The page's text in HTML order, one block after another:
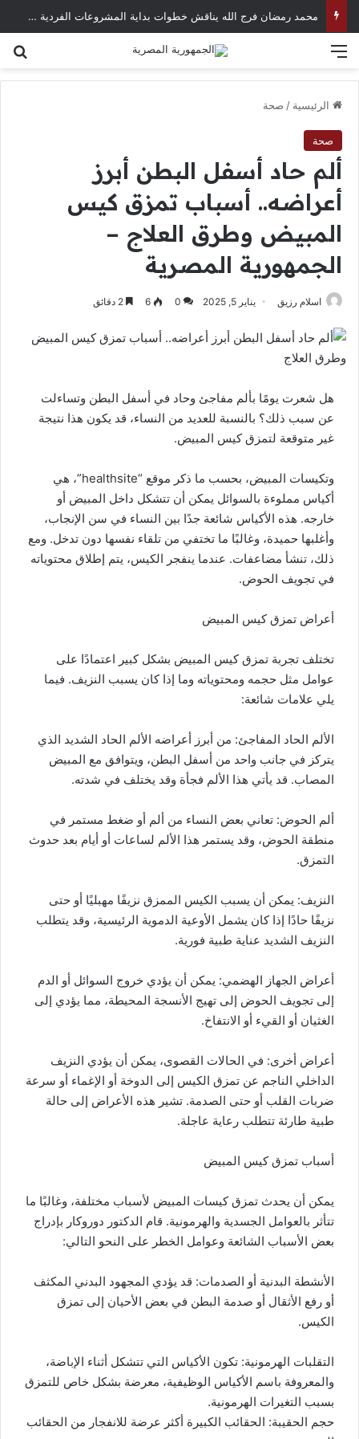
الرئيسية / صحة
صحة
ألم حاد أسفل البطن أبرز
أعراضه.. أسباب تمزق كيس
المبيض وطرق العلاج –
الجمهورية المصرية
اسلام رزيق يناير 5, 2025 0
6
هل شعرت يومًا بألم مفاجئ وحاد في أسفل البطن وتساءلت
عن سبب ذلك؟ بالنسبة للعديد من النساء، قد يكون هذا نتيجة
غير متوقعة لتمزق كيس المبيض.
وتكيسات المبيض، بحسب ما ذكر موقع “healthsite”، هي
أكياس مملوءة بالسوائل يمكن أن تتشكل داخل المبيض أو
خارجه. هذه الأكياس شائعة جدًا بين النساء في سن الإنجاب،
وأغلبها حميدة، وغالبًا ما تختفي من تلقاء نفسها دون تدخل. ومع
ذلك، تنشأ مضاعفات. عندما ينفجر الكيس، يتم إطلاق محتوياته
في تجويف الحوض.
أعراض تمزق كيس المبيض
تختلف تجربة تمزق كيس المبيض بشكل كبير اعتمادًا على
عوامل مثل حجمه ومحتوياته وما إذا كان يسبب النزيف. فيما
يلي علامات شائعة:
الألم الحاد المفاجئ: من أبرز أعراضه الألم الحاد الشديد الذي
يتركز في جانب واحد من أسفل البطن، ويتوافق مع المبيض
المصاب. قد يأتي هذا الألم فجأة وقد يختلف في شدته.
ألم الحوض: تعاني بعض النساء من ألم أو ضغط مستمر في
منطقة الحوض، وقد يستمر هذا الألم لساعات أو أيام بعد حدوث
التمزق.
النزيف: يمكن أن يسبب الكيس الممزق نزيفًا مهبليًا أو حتى
نزيفًا حادًا إذا كان يشمل الأوعية الدموية الرئيسية، وقد يتطلب
النزيف الشديد عناية طبية فورية.
أعراض الجهاز الهضمي: يمكن أن يؤدي خروج السوائل أو الدم
إلى تجويف الحوض إلى تهيج الأنسجة المحيطة، مما يؤدي إلى
الغثيان أو القيء أو الانتفاخ.
أعراض أخرى: في الحالات القصوى، يمكن أن يؤدي النزيف
الداخلي الناجم عن تمزق الكيس إلى الدوخة أو الإغماء أو سرعة
ضربات القلب أو حتى الصدمة. تشير هذه الأعراض إلى حالة
طبية طارئة تتطلب رعاية عاجلة.
أسباب تمزق كيس المبيض
يمكن أن يحدث تمزق كيسات المبيض لأسباب مختلفة، وغالبًا ما
تتأثر بالعوامل الجسدية والهرمونية. قام الدكتور دوروكار بإدراج
بعض الأسباب الشائعة وعوامل الخطر على النحو التالي:
الأنشطة البدنية أو الصدمات: قد يؤدي المجهود البدني المكثف
أو رفع الأثقال أو صدمة البطن في بعض الأحيان إلى تمزق
الكيس.
التقلبات الهرمونية: تكون الأكياس التي تتشكل أثناء الإباضة،
والمعروفة باسم الأكياس الوظيفية، معرضة بشكل خاص للتمزق
بسبب التغيرات الهرمونية.
حجم الحقيبة: الحقائب الكبيرة أكثر عرضة للانفجار من الحقائب